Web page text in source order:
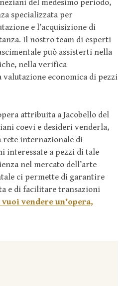
del medesimo periodo,
specializzata per
e l’acquisizione di
Il nostro team di esperti
può assisterti nella
nella verifica
valutazione economica di pezzi
attribuita a Jacobello del
coevi e desideri venderla,
rete internazionale di
interessate a pezzi di tale
nel mercato dell’arte
ci permette di garantire
e di facilitare transazioni
vuoi vendere un’opera,